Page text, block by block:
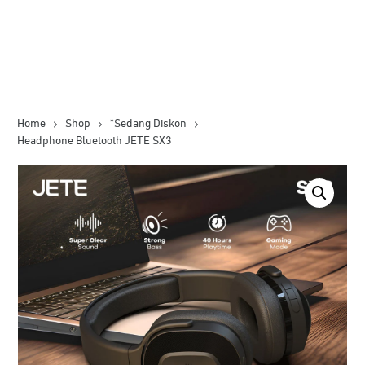
Home Shop
*Sedang Diskon
Headphone Bluetooth JETE SX3